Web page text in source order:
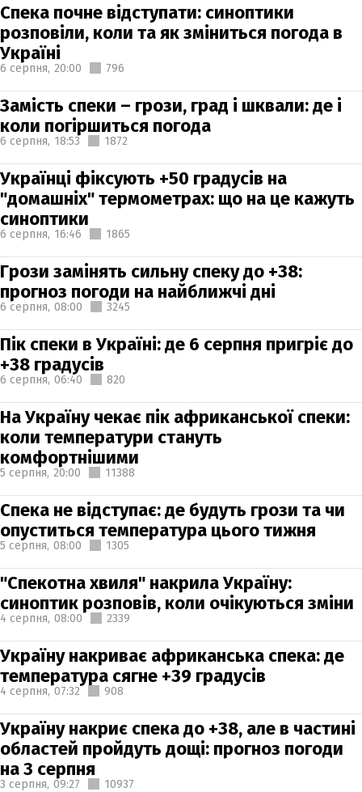
Спека почне відступати: синоптики
розповіли, коли та як зміниться погода в
Україні
6 серпня, 20:00 796
Замість спеки – грози, град і шквали: де і
коли погіршиться погода
6 серпня, 18:53 1872
Українці фіксують +50 градусів на
"домашніх" термометрах: що на це кажуть
синоптики
6 серпня, 16:46 1865
Грози замінять сильну спеку до +38:
прогноз погоди на найближчі дні
6 серпня, 08:00 3245
Пік спеки в Україні: де 6 серпня пригріє до
+38 градусів
6 серпня, 06:40 820
На Україну чекає пік африканської спеки:
коли температури стануть
комфортнішими
5 серпня, 20:00 11388
Спека не відступає: де будуть грози та чи
опуститься температура цього тижня
5 серпня, 08:00 1305
"Спекотна хвиля" накрила Україну:
синоптик розповів, коли очікуються зміни
4 серпня, 08:00 2339
Україну накриває африканська спека: де
температура сягне +39 градусів
4 серпня, 07:32 908
Україну накриє спека до +38, але в частині
областей пройдуть дощі: прогноз погоди
на 3 серпня
3 серпня, 09:27 10937